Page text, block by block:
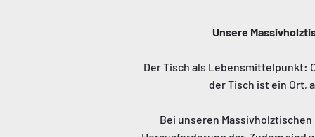
Unsere
Der Tisch als Lebensmittelpunkt:
der Tisch ist ein Ort,
Bei unseren